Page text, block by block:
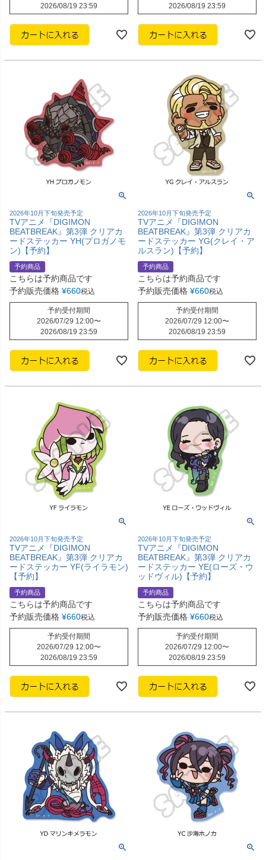
2026/08/19 23:59
2026/08/19 23:59
2026年10月下旬発売予定
TVアニメ『DIGIMON
BEATBREAK』第3弾 クリアカ
ードステッカー YH(プロガノモ
ン)【予約】
予約商品
こちらは予約商品です
予約販売価格 ¥660税込
予約受付期間
2026/07/29 12:00〜
2026/08/19 23:59
2026年10月下旬発売予定
TVアニメ『DIGIMON
BEATBREAK』第3弾 クリアカ
ードステッカー YG(クレイ・ア
ルスラン)【予約】
予約商品
こちらは予約商品です
予約販売価格 ¥660税込
予約受付期間
2026/07/29 12:00〜
2026/08/19 23:59
2026年10月下旬発売予定
TVアニメ『DIGIMON
BEATBREAK』第3弾 クリアカ
ードステッカー YF(ライラモン)
【予約】
予約商品
こちらは予約商品です
予約販売価格 ¥660税込
予約受付期間
2026/07/29 12:00〜
2026/08/19 23:59
2026年10月下旬発売予定
TVアニメ『DIGIMON
BEATBREAK』第3弾 クリアカ
ードステッカー YE(ローズ・ウ
ッドヴィル)【予約】
予約商品
こちらは予約商品です
予約販売価格 ¥660税込
予約受付期間
2026/07/29 12:00〜
2026/08/19 23:59